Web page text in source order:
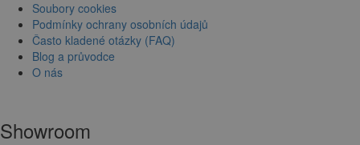
Soubory cookies
Podmínky ochrany osobních údajů
Často kladené otázky (FAQ)
Blog a průvodce
O nás
Showroom